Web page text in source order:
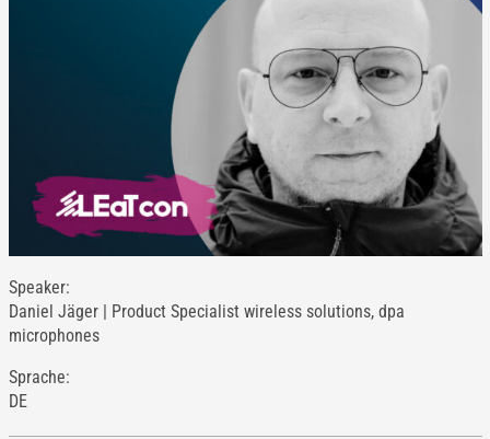
Speaker:
Daniel Jäger | Product Specialist wireless solutions, dpa
microphones
Sprache:
DE